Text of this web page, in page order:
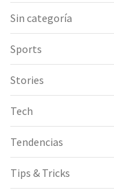
Sin categoría
Sports
Stories
Tech
Tendencias
Tips & Tricks